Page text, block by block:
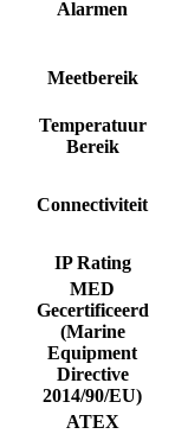
Alarmen
Meetbereik
Temperatuur
Bereik
Connectiviteit
IP Rating
MED
Gecertificeerd
(Marine
Equipment
Directive
2014/90/EU)
ATEX